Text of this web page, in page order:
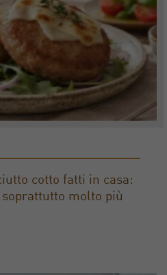
cotto fatti in casa:
molto più